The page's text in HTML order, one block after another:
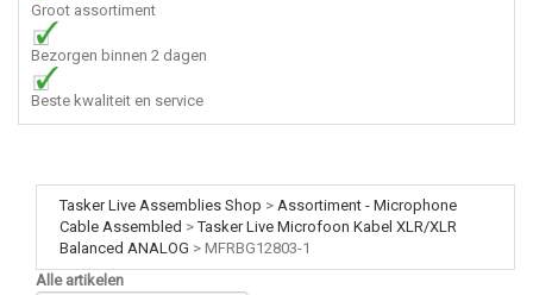
Groot assortiment
Bezorgen binnen 2 dagen
Beste kwaliteit en service
Tasker Live Assemblies Shop > Assortiment - Microphone
Cable Assembled >Tasker Live Microfoon Kabel XLR/XLR
Balanced ANALOG > MFRBG12803-1
Alle artikelen